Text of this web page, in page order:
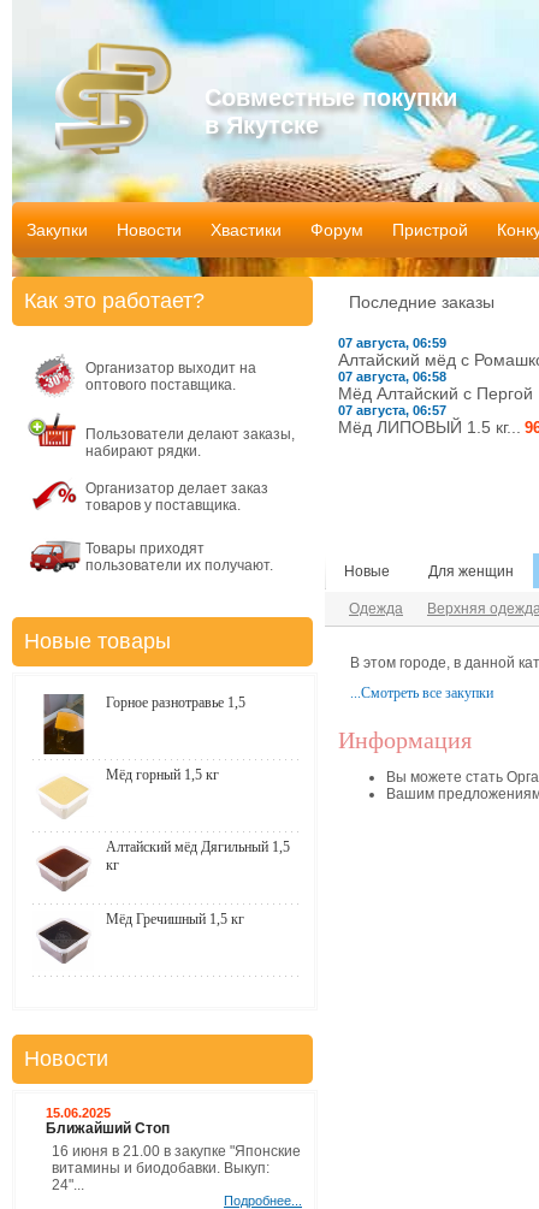
Совместные покупки
в Якутске
Закупки Новости Хвастики Форум Пристрой
Последние заказы
07 августа, 06:59
Алтайский мёд с
07 августа, 06:58
Мёд Алтайский с Пергой
07 августа, 06:57
Мёд ЛИПОВЫЙ 1.5 кг...
Новые Для женщин
Одежда Верхняя
В этом городе, в данной
...Смотреть все закупки
Информация
Вы можете стать
Вашим
Как это работает?
Организатор выходит на
оптового поставщика.
Пользователи делают заказы,
набирают рядки.
Организатор делает заказ
товаров у поставщика.
Товары приходят
пользователи их получают.
Новые товары
Горное разнотравье 1,5
Мёд горный 1,5 кг
Алтайский мёд Дягильный 1,5
кг
Мёд Гречишный 1,5 кг
Новости
15.06.2025
Ближайший Стоп
16 июня в 21.00 в закупке "Японские
витамины и биодобавки. Выкуп:
24"...
Подробнее...